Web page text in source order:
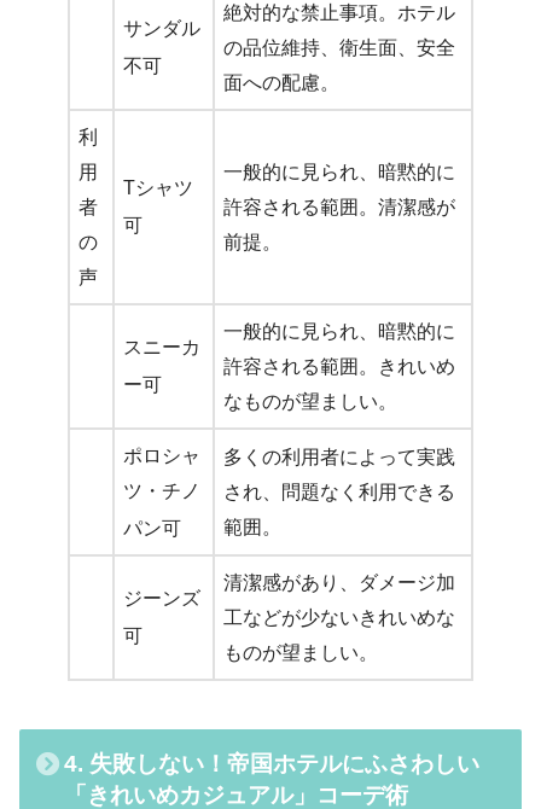
サンダル
不可
絶対的な禁止事項。ホテル
の品位維持、衛生面、安全
面への配慮。
利
用
者
の
声
Tシャツ
可
一般的に見られ、暗黙的に
許容される範囲。清潔感が
前提。
スニーカ
ー可
一般的に見られ、暗黙的に
許容される範囲。きれいめ
なものが望ましい。
ポロシャ
ツ・チノ
パン可
多くの利用者によって実践
され、問題なく利用できる
範囲。
ジーンズ
可
清潔感があり、ダメージ加
工などが少ないきれいめな
ものが望ましい。
4. 失敗しない！帝国ホテルにふさわしい
「きれいめカジュアル」コーデ術